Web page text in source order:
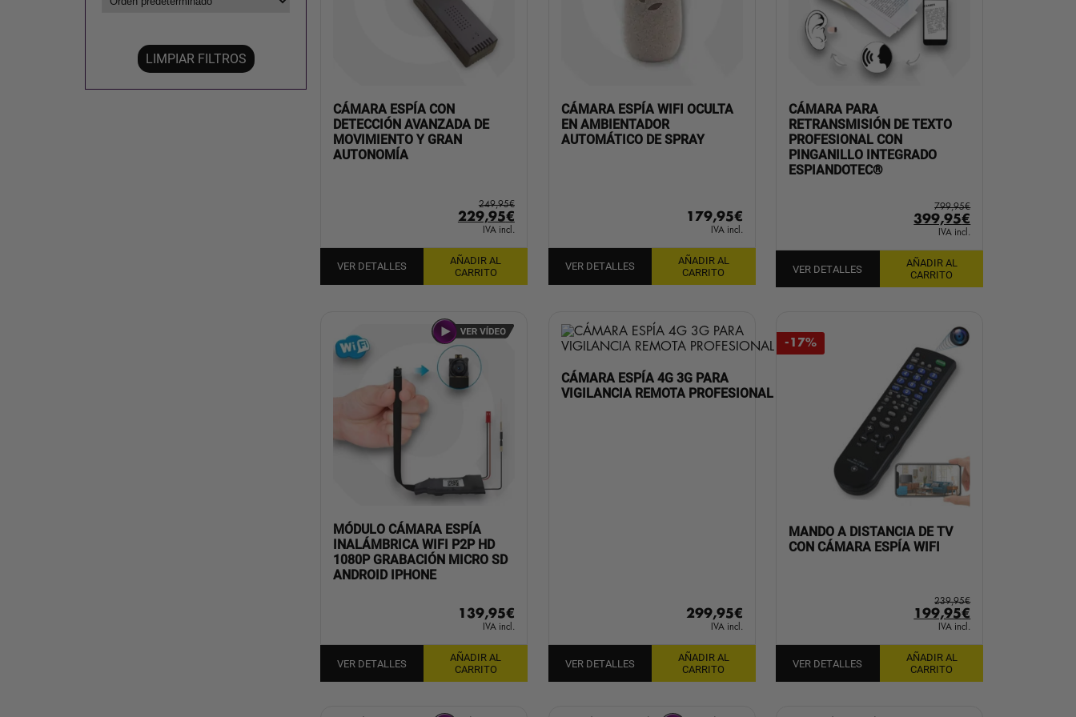
LIMPIAR FILTROS
CÁMARA ESPÍA CON
DETECCIÓN AVANZADA DE
MOVIMIENTO Y GRAN
AUTONOMÍA
249,95€
El
precio
original
era:
249,95€.
229,95€El
precio
actual
IVA incl.
VER DETALLES
AÑADIR AL
CARRITO
CÁMARA ESPÍA WIFI OCULTA
EN AMBIENTADOR
AUTOMÁTICO DE SPRAY
179,95€
IVA incl.
VER DETALLES
AÑADIR AL
CARRITO
CÁMARA PARA
RETRANSMISIÓN DE TEXTO
PROFESIONAL CON
PINGANILLO INTEGRADO
ESPIANDOTEC®
799,95€
El
precio
original
era:
799,95€.
399,95€
actual
IVA incl.
VER DETALLES
AÑADIR AL
CARRITO
MÓDULO CÁMARA ESPÍA
INALÁMBRICA WIFI P2P HD
1080P GRABACIÓN MICRO SD
ANDROID IPHONE
139,95€
IVA incl.
VER DETALLES
AÑADIR AL
CARRITO
CÁMARA ESPÍA 4G 3G PARA
VIGILANCIA REMOTA PROFESIONAL
299,95€
IVA incl.
VER DETALLES
AÑADIR AL
CARRITO
-17%
MANDO A DISTANCIA DE TV
CON CÁMARA ESPÍA WIFI
239,95€
El
precio
original
era:
239,95€.
199,95€
actual
IVA incl.
VER DETALLES
AÑADIR AL
CARRITO